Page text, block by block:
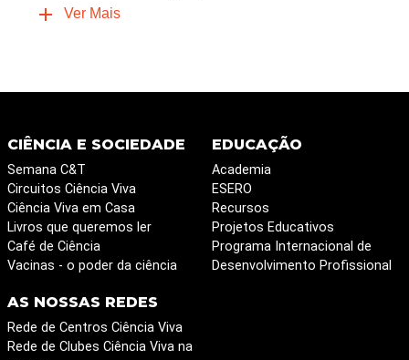
Ver Mais
CIÊNCIA E SOCIEDADE
Semana C&T
Circuitos Ciência Viva
Ciência Viva em Casa
Livros que queremos ler
Café de Ciência
Vacinas - o poder da ciência
EDUCAÇÃO
Academia
ESERO
Recursos
Projetos Educativos
Programa Internacional de
Desenvolvimento Profissional
AS NOSSAS REDES
Rede de Centros Ciência Viva
Rede de Clubes Ciência Viva na